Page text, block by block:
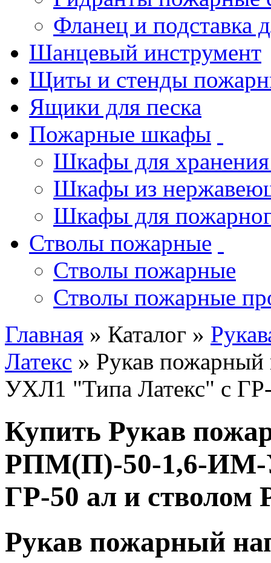
Фланец и подставка
Шанцевый инструмент
Щиты и стенды
Ящики для песка
Пожарные шкафы
Шкафы для хранения
Шкафы из
Шкафы для
Стволы пожарные
Стволы пожарные
Стволы пожарные
Главная » Каталог »
Латекс » Рукав
УХЛ1 "Типа Латекс" с
Купить Рукав
РПМ(П)-50-1,6-ИМ-
ГР-50 ал и стволом
Рукав пожарный